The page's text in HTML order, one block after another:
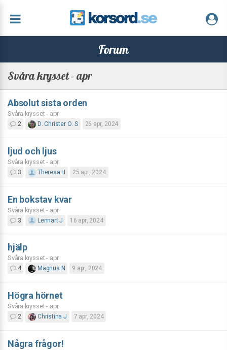
Forum
Svåra krysset - apr
Absolut sista orden
Svåra krysset - apr
2 D. Christer O. S 26 apr, 2024
ljud och ljus
Svåra krysset - apr
3 Theresa H 25 apr, 2024
En bokstav kvar
Svåra krysset - apr
3 Lennart J 16 apr, 2024
hjälp
Svåra krysset - apr
4 Magnus N 9 apr, 2024
Högra hörnet
Svåra krysset - apr
2 Christina J 7 apr, 2024
Några frågor!